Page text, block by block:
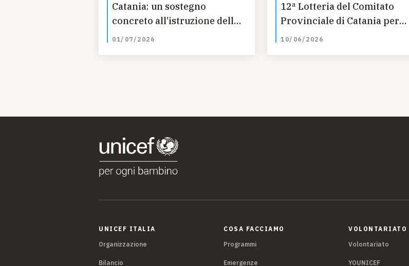
Catania: un sostegno
concreto all’istruzione delle
bambine in Guatemala
01/07/2026
12ª Lotteria del Comitato
Provinciale di Catania per
l’UNICEF a sostegno della
10/06/2026
UNICEF ITALIA
Organizzazione
Bilancio
COSA FACCIAMO
Programmi
Emergenze
VOLONTARIATO
Volontariato
YOUNICEF